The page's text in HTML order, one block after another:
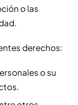
o las
derechos:
o su